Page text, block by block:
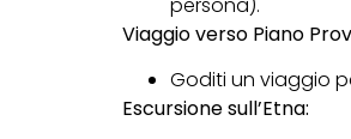
Viaggio verso Piano
Goditi un viaggio
Escursione sull’Etna: